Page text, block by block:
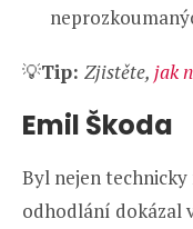
💡Tip: Zjistěte, jak
Emil Škoda
Byl nejen technicky
odhodlání dokázal